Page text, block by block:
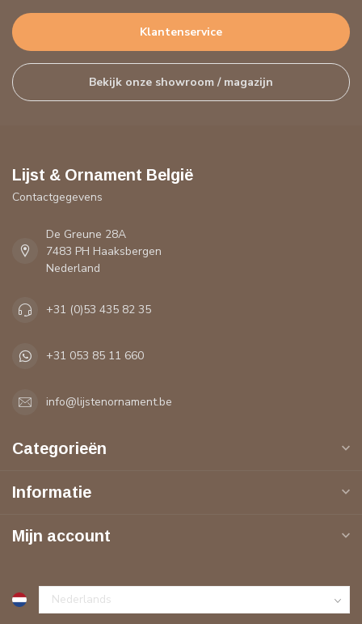
Klantenservice
Bekijk onze showroom / magazijn
Lijst & Ornament België
Contactgegevens
De Greune 28A
7483 PH Haaksbergen
Nederland
+31 (0)53 435 82 35
+31 053 85 11 660
info@lijstenornament.be
Categorieën
Informatie
Mijn account